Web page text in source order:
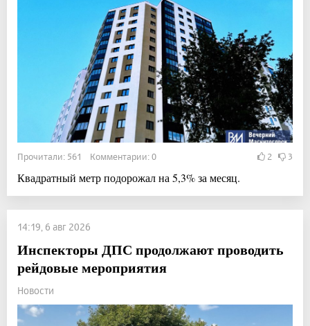
Прочитали: 561 Комментарии: 0 2 3
Квадратный метр подорожал на 5,3% за месяц.
14:19, 6 авг 2026
Инспекторы ДПС продолжают проводить
рейдовые мероприятия
Новости